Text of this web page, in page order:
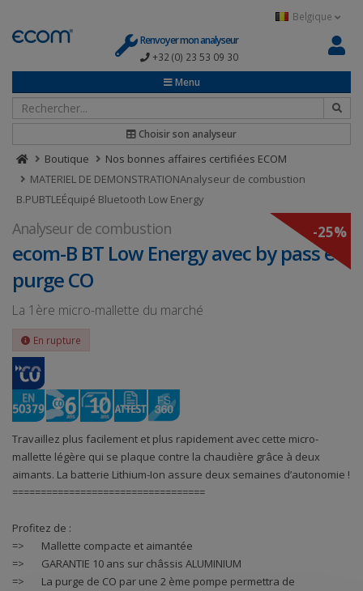
Belgique
Renvoyer mon analyseur
+32 (0) 23 53 09 30
Menu
Choisir son analyseur
Boutique
Nos bonnes affaires certifiées ECOM
MATERIEL DE DEMONSTRATIONAnalyseur de combustion
B.PUBTLEÉquipé Bluetooth Low Energy
Analyseur de combustion
ecom-B BT Low Energy avec by pass et
purge CO
La 1ère micro-mallette du marché
En rupture
Travaillez plus facilement et plus rapidement avec cette micro-
mallette légère qui se plaque contre la chaudière grâce à deux
aimants. La batterie Lithium-Ion assure deux semaines d’autonomie !
==================================
Profitez de :
=> Mallette compacte et aimantée
=> GARANTIE 10 ans sur châssis ALUMINIUM
=> La purge de CO par une 2 ème pompe permettra de
-25%